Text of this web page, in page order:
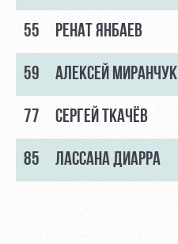
55 РЕНАТ ЯНБАЕВ
59 АЛЕКСЕЙ МИРАНЧУК
77 СЕРГЕЙ ТКАЧЁВ
85 ЛАССАНА ДИАРРА